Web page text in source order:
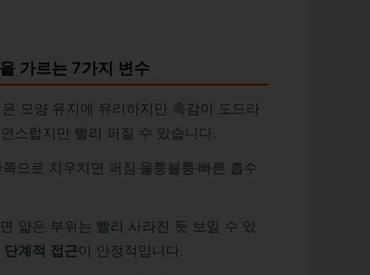
가르는 7가지 변수
모양 유지에 유리하지만 촉감이 도드라
스럽지만 빨리 퍼질 수 있습니다.
으로 치우치면 퍼짐·울퉁불퉁·빠른 흡수
얇은 부위는 빨리 사라진 듯 보일 수 있
계적 접근이 안정적입니다.